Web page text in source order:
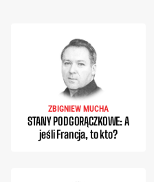
ZBIGNIEW MUCHA
STANY PODGORĄCZKOWE: A
jeśli Francja, to kto?